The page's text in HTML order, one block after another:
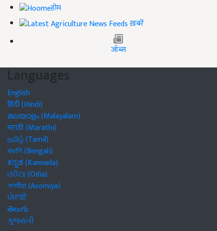
होम
ख़बरें
जॉब्स
Languages
English
हिंदी (Hindi)
മലയാളം (Malayalam)
मराठी (Marathi)
தமிழ் (Tamil)
বাঙালি (Bengali)
ಕನ್ನಡ (Kannada)
ଓଡିଆ (Odia)
অসমীয়া (Asomiya)
ਪੰਜਾਬੀ
తెలుగు
ગુજરાતી